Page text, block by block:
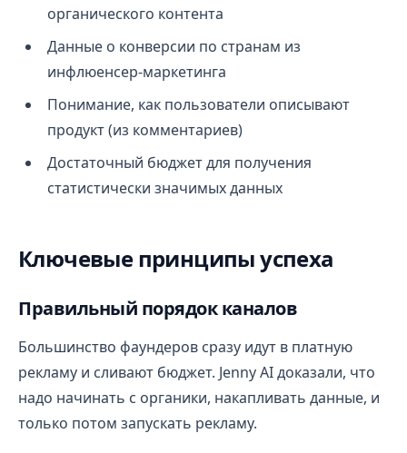
органического контента
Данные о конверсии по странам из
инфлюенсер-маркетинга
Понимание, как пользователи описывают
продукт (из комментариев)
Достаточный бюджет для получения
статистически значимых данных
Ключевые принципы успеха
Правильный порядок каналов
Большинство фаундеров сразу идут в платную
рекламу и сливают бюджет. Jenny AI доказали, что
надо начинать с органики, накапливать данные, и
только потом запускать рекламу.